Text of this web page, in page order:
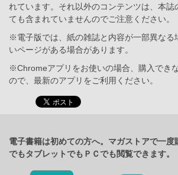
れています。それ以外のコンテンツは、本誌
ても含まれていませんのでご注意ください。
※電子版では、紙の雑誌と内容が一部異なる
いページがある場合があります。
※Chromeアプリをお使いの場合、購入でき
ので、最新のアプリをご利用ください。
電子書籍は初めての方へ。マガストアで一度
でもタブレットでもＰＣでも閲覧できます。